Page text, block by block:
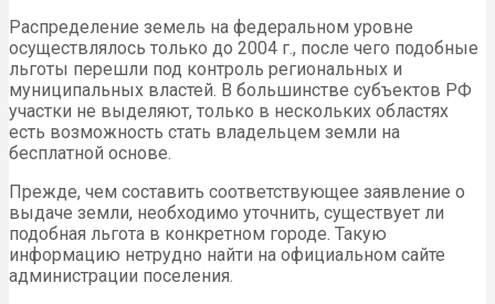
Распределение земель на федеральном уровне
осуществлялось только до 2004 г., после чего подобные
льготы перешли под контроль региональных и
муниципальных властей. В большинстве субъектов РФ
участки не выделяют, только в нескольких областях
есть возможность стать владельцем земли на
бесплатной основе.
Прежде, чем составить соответствующее заявление о
выдаче земли, необходимо уточнить, существует ли
подобная льгота в конкретном городе. Такую
информацию нетрудно найти на официальном сайте
администрации поселения.